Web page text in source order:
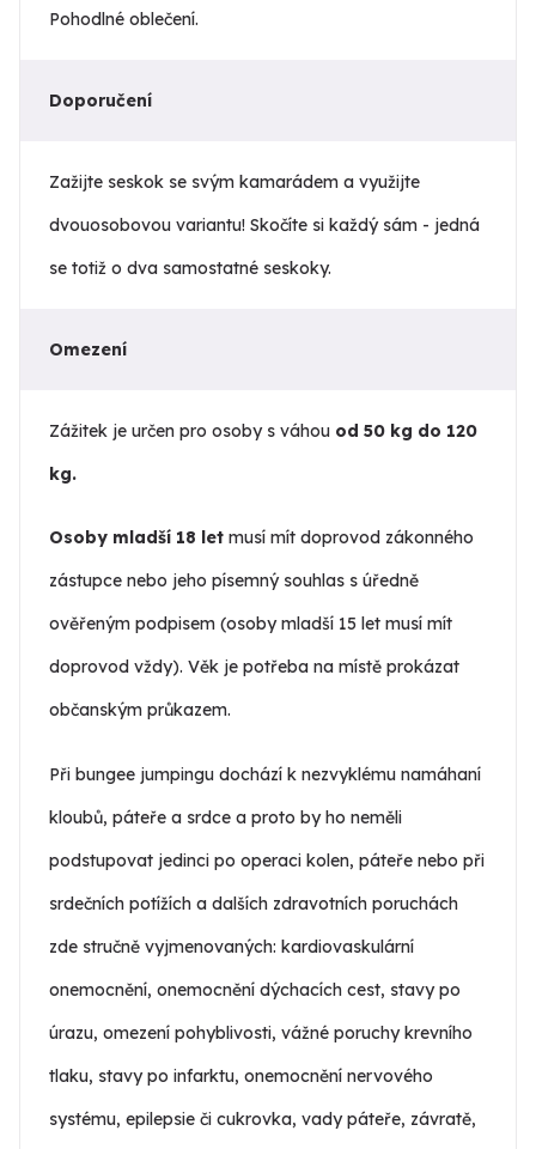
Pohodlné oblečení.
Doporučení
Zažijte seskok se svým kamarádem a využijte
dvouosobovou variantu! Skočíte si každý sám - jedná
se totiž o dva samostatné seskoky.
Omezení
Zážitek je určen pro osoby s váhou od 50 kg do 120
kg.
Osoby mladší 18 let musí mít doprovod zákonného
zástupce nebo jeho písemný souhlas s úředně
ověřeným podpisem (osoby mladší 15 let musí mít
doprovod vždy). Věk je potřeba na místě prokázat
občanským průkazem.
Při bungee jumpingu dochází k nezvyklému namáhaní
kloubů, páteře a srdce a proto by ho neměli
podstupovat jedinci po operaci kolen, páteře nebo při
srdečních potížích a dalších zdravotních poruchách
zde stručně vyjmenovaných: kardiovaskulární
onemocnění, onemocnění dýchacích cest, stavy po
úrazu, omezení pohyblivosti, vážné poruchy krevního
tlaku, stavy po infarktu, onemocnění nervového
systému, epilepsie či cukrovka, vady páteře, závratě,